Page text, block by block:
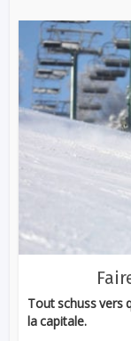
Tout schuss vers
la capitale.